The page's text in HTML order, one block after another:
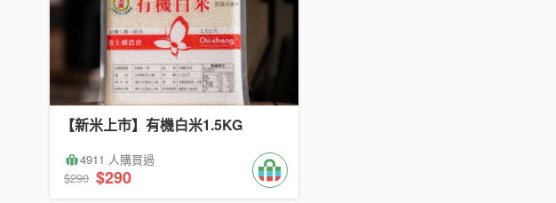
【新米上市】有機白米1.5KG
4911 人購買過
$290 $290